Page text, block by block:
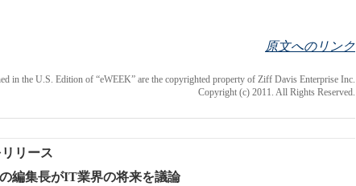
原文へのリンク
in the U.S. Edition of “eWEEK” are the copyrighted property of Ziff Davis Enterprise Inc.
Copyright (c) 2011. All Rights Reserved.
リース
編集長がIT業界の将来を議論